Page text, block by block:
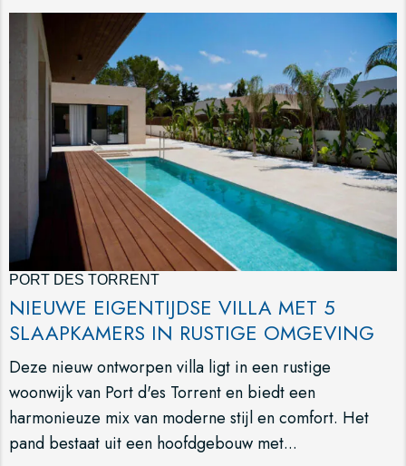
PORT DES TORRENT
NIEUWE EIGENTIJDSE VILLA MET 5
SLAAPKAMERS IN RUSTIGE OMGEVING
Deze nieuw ontworpen villa ligt in een rustige
woonwijk van Port d'es Torrent en biedt een
harmonieuze mix van moderne stijl en comfort. Het
pand bestaat uit een hoofdgebouw met...